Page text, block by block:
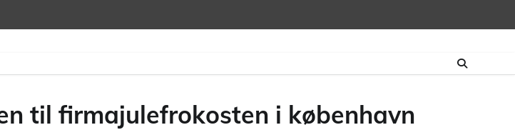
til firmajulefrokosten i københavn